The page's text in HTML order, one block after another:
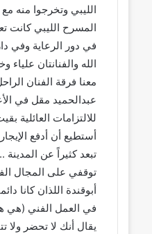
الليبي وتخرجوا منه
المسرح الليبي كانت
في دور الرعاية وفي
الله والفنانتان
معنا فرقة الفنان
عبدالحميد مقل في
أستطيع أن أدفع
تبعد كثيراً عن
توقفي على المجال
أبوقندة اللذان كانا
في العمل الفني (هي
يقال أنك لا تحضر ولا